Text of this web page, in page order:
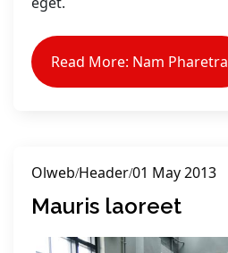
Read More: Nam Pharetra
Mauris laoreet
Olweb Header01 May 2013